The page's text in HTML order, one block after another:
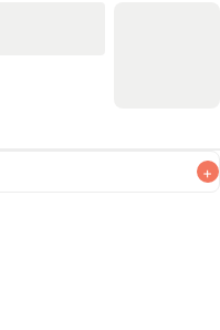
+
なるべくお早めにお召